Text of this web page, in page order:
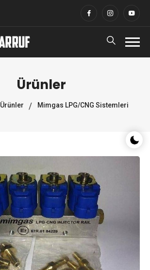
Gece/
Ürünler
Ürünler Mimgas LPG/CNG Sistemleri